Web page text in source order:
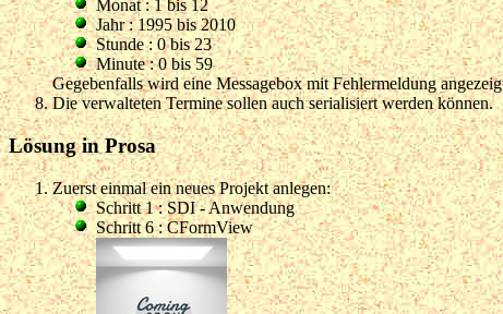
Monat : 1 bis 12
Jahr : 1995 bis 2010
Stunde : 0 bis 23
Minute : 0 bis 59
Gegebenfalls wird eine Messagebox mit Fehlermeldung
Die verwalteten Termine sollen auch serialisiert werden können.
Lösung in Prosa
Zuerst einmal ein neues Projekt anlegen:
Schritt 1 : SDI - Anwendung
Schritt 6 : CFormView